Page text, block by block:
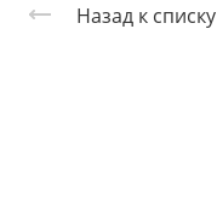
Назад к списку